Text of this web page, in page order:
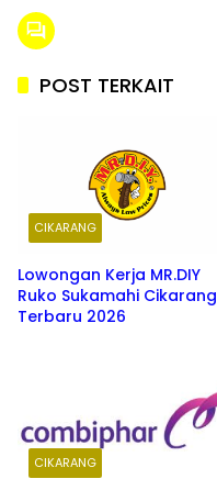
POST TERKAIT
CIKARANG
Lowongan Kerja MR.DIY
Ruko Sukamahi Cikarang
Terbaru 2026
CIKARANG